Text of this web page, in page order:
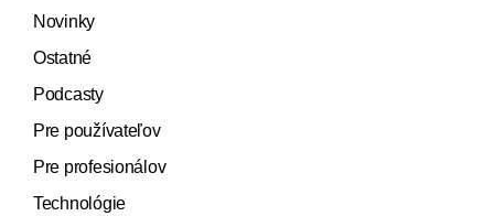
Novinky
Ostatné
Podcasty
Pre používateľov
Pre profesionálov
Technológie